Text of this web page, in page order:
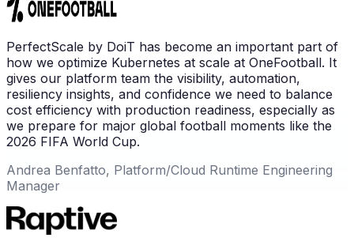
PerfectScale by DoiT has become an important part of
how we optimize Kubernetes at scale at OneFootball. It
gives our platform team the visibility, automation,
resiliency insights, and confidence we need to balance
cost efficiency with production readiness, especially as
we prepare for major global football moments like the
2026 FIFA World Cup.
Andrea Benfatto, Platform/Cloud Runtime Engineering
Manager